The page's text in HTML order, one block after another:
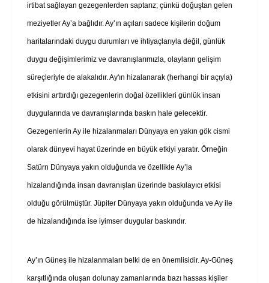
irtibat sağlayan gezegenlerden saptarız; çünkü doğuştan gelen
meziyetler Ay’a bağlıdır. Ay’ın açıları sadece kişilerin doğum
haritalarındaki duygu durumları ve ihtiyaçlarıyla değil, günlük
duygu değişimlerimiz ve davranışlarımızla, olayların gelişim
süreçleriyle de alakalıdır. Ay'ın hizalanarak (herhangi bir açıyla)
etkisini arttırdığı gezegenlerin doğal özellikleri günlük insan
duygularında ve davranışlarında baskın hale gelecektir.
Gezegenlerin Ay ile hizalanmaları Dünyaya en yakın gök cismi
olarak dünyevi hayat üzerinde en büyük etkiyi yaratır. Örneğin
Satürn Dünyaya yakın olduğunda ve özellikle Ay’la
hizalandığında insan davranışları üzerinde baskılayıcı etkisi
olduğu görülmüştür. Jüpiter Dünyaya yakın olduğunda ve Ay ile
de hizalandığında ise iyimser duygular baskındır.
Ay’ın Güneş ile hizalanmaları belki de en önemlisidir. Ay-Güneş
karşıtlığında oluşan dolunay zamanlarında bazı hassas kişiler